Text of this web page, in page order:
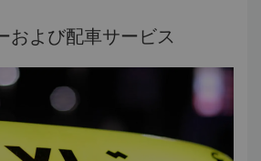
および配車サービス